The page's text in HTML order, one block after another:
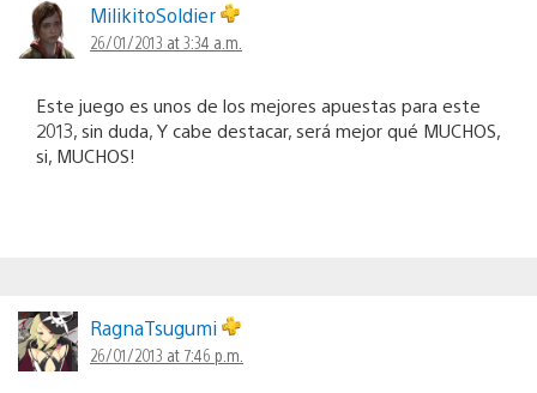
MilikitoSoldier
26/01/2013 at 3:34 a.m.
Este juego es unos de los mejores apuestas para este
2013, sin duda, Y cabe destacar, será mejor qué MUCHOS,
si, MUCHOS!
RagnaTsugumi
26/01/2013 at 7:46 p.m.